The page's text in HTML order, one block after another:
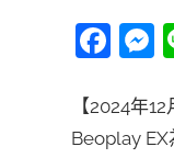
【2024年
Beoplay